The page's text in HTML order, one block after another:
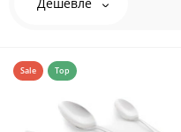
Sale Top